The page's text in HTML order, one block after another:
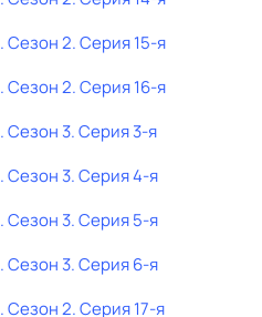
. Сезон 2. Серия 15-я
. Сезон 2. Серия 16-я
. Сезон 3. Серия 3-я
. Сезон 3. Серия 4-я
. Сезон 3. Серия 5-я
. Сезон 3. Серия 6-я
. Сезон 2. Серия 17-я